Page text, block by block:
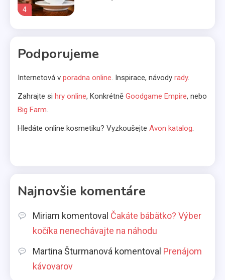
4
Vo svetle reflektorov
Bábätká
nenechávajte na náhodu
1
Prenájom kávovarov
Komerčné články
slobodné mamičky?
Podporujeme
Internetová v poradna online. Inspirace, návody rady.
Zahrajte si hry online, Konkrétně Goodgame Empire, nebo
Big Farm.
Hledáte online kosmetiku? Vyzkoušejte Avon katalog.
Najnovšie komentáre
Miriam komentoval Čakáte bábätko? Výber
kočíka nenechávajte na náhodu
Martina Šturmanová komentoval Prenájom
kávovarov